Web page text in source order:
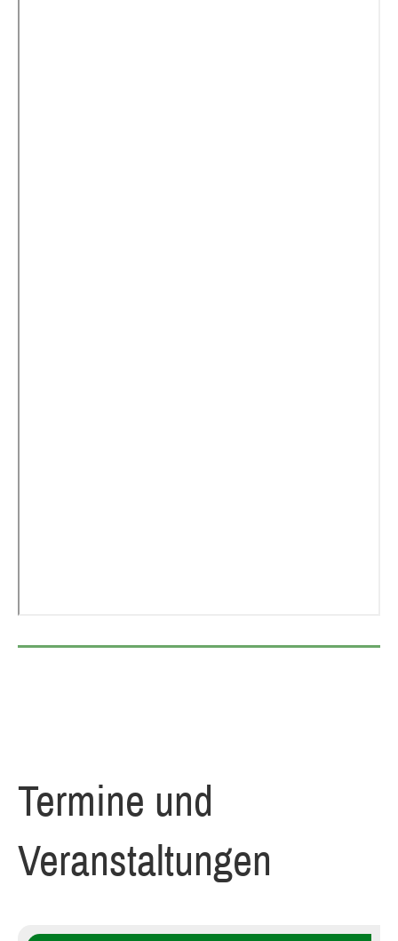
Termine und
Veranstaltungen